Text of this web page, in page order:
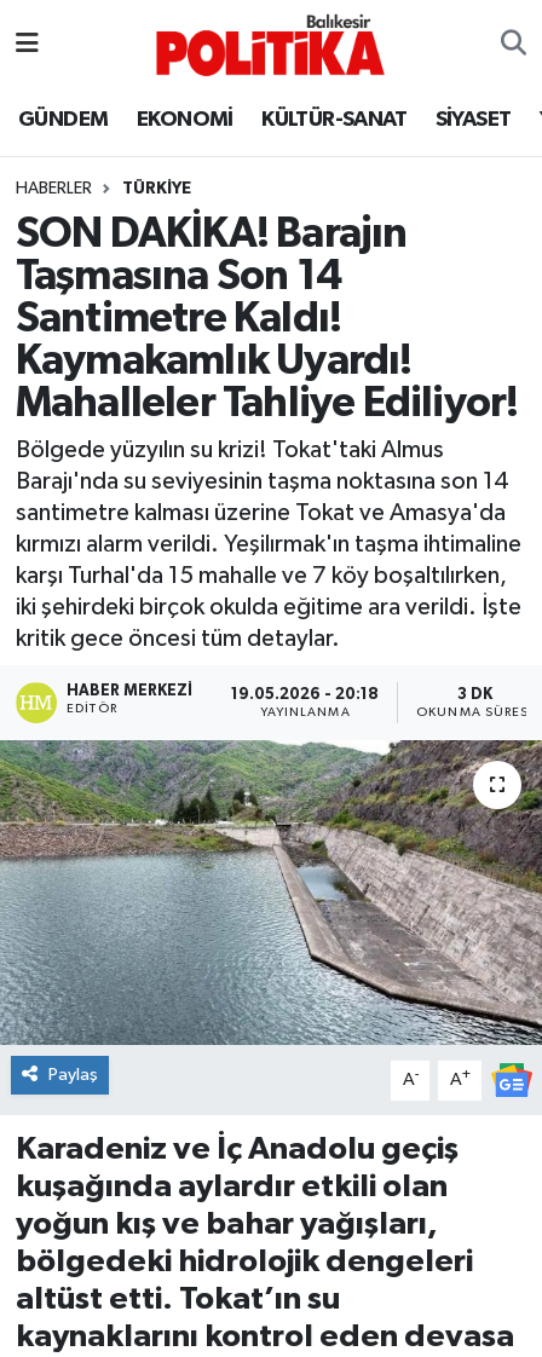
GÜNDEM EKONOMİ KÜLTÜR-SANAT SİYASET
HABERLER TÜRKİYE
SON DAKİKA! Barajın
Taşmasına Son 14
Santimetre Kaldı!
Kaymakamlık Uyardı!
Mahalleler Tahliye Ediliyor!
Bölgede yüzyılın su krizi! Tokat'taki Almus
Barajı'nda su seviyesinin taşma noktasına son 14
santimetre kalması üzerine Tokat ve Amasya'da
kırmızı alarm verildi. Yeşilırmak'ın taşma ihtimaline
karşı Turhal'da 15 mahalle ve 7 köy boşaltılırken,
iki şehirdeki birçok okulda eğitime ara verildi. İşte
kritik gece öncesi tüm detaylar.
HABER MERKEZI
EDITÖR
19.05.2026 - 20:18
YAYINLANMA
3 DK
OKUNMA SÜRESI
Paylaş A- A+
Karadeniz ve İç Anadolu geçiş
kuşağında aylardır etkili olan
yoğun kış ve bahar yağışları,
bölgedeki hidrolojik dengeleri
altüst etti. Tokat’ın su
kaynaklarını kontrol eden devasa
Ayvalık
Balya
Bandırma
Bigadiç
BİYOGRAFİLER
Burhaniye
ÇEVRE
DÜNYA
Dursunbey
Edremit
EĞİTİM
EKONOMİ
Erdek
Gömeç
Gönen
Havran
İvrindi
KENT GÜNDEMİ
Kepsut
KÜLTÜR-SANAT
Balıkesir Hava Durumu
Balıkesir Namaz Vakitleri
Balıkesir Trafik Yoğunluk Haritası
Süper Lig Puan Durumu ve Fikstür
Tüm Manşetler
Son Dakika Haberleri
Haber Arşivi